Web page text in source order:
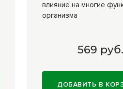
влияние на многие
организма
569 руб.
569 руб.
ДОБАВИТЬ В